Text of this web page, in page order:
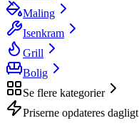
Maling
Isenkram
Grill
Bolig
Se flere kategorier
Priserne opdateres dagligt